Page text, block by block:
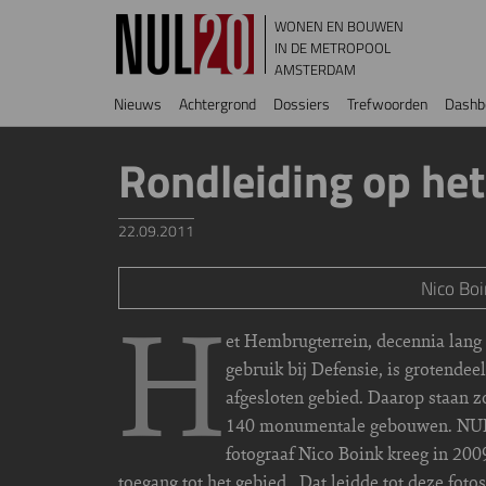
Overslaan en naar de inhoud gaan
WONEN EN BOUWEN
IN DE METROPOOL
AMSTERDAM
Hoofdnavigatie
Nieuws Achtergrond Dossiers Trefwoorden
Rondleiding op
22.09.2011
Nico
Het Hembrugterrein, decennia
gebruik bij Defensie, is
afgesloten gebied. Daarop staan
140 monumentale gebouwen.
fotograaf Nico Boink kreeg in
toegang tot het gebied. Dat leidde tot deze